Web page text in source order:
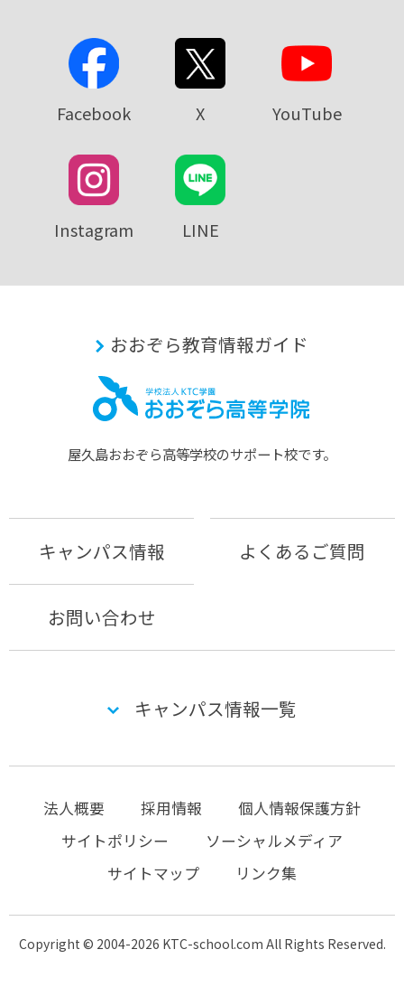
Facebook X YouTube
Instagram LINE
おおぞら教育情報ガイド
屋久島おおぞら⾼等学校のサポート校です。
キャンパス情報 よくあるご質問
お問い合わせ
キャンパス情報一覧
法人概要 採用情報
個人情報保護方針
サイトポリシー
ソーシャルメディア
サイトマップ
リンク集
Copyright © 2004-2026 KTC-school.com All Rights Reserved.